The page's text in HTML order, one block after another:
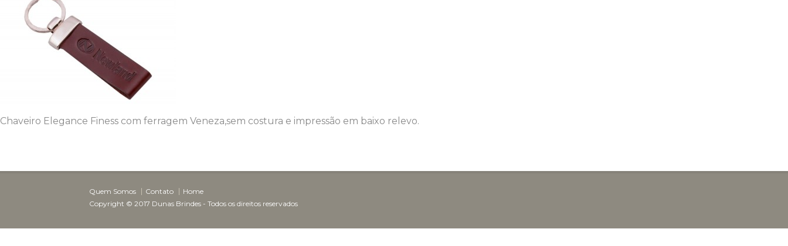
Chaveiro Elegance Finess com ferragem Veneza,sem costura e impressão em baixo relevo.
Quem Somos Contato
Home
Copyright © 2017 Dunas Brindes - Todos os direitos reservados